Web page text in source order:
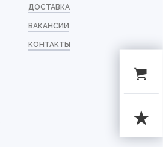
ДОСТАВКА
ВАКАНСИИ
КОНТАКТЫ